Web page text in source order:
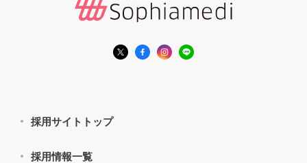
採用サイトトップ
採用情報一覧